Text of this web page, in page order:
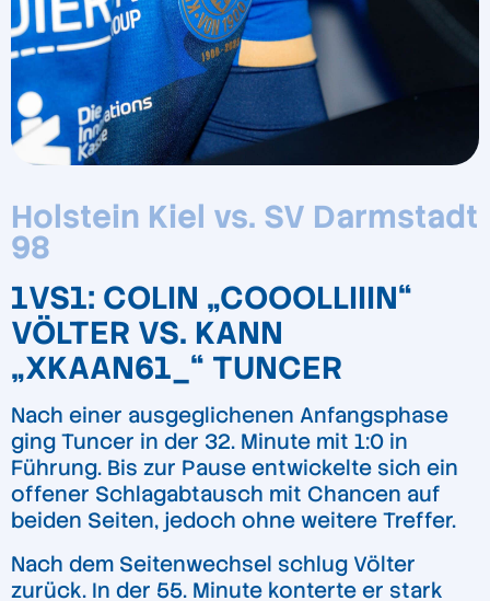
Holstein Kiel vs. SV Darmstadt
98
1VS1: COLIN „COOOLLIIIN“
VÖLTER VS. KANN
„XKAAN61_“ TUNCER
Nach einer ausgeglichenen Anfangsphase
ging Tuncer in der 32. Minute mit 1:0 in
Führung. Bis zur Pause entwickelte sich ein
offener Schlagabtausch mit Chancen auf
beiden Seiten, jedoch ohne weitere Treffer.
Nach dem Seitenwechsel schlug Völter
zurück. In der 55. Minute konterte er stark